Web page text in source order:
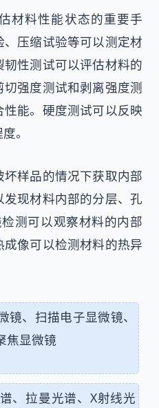
材料性能状态的重要手
压缩试验等可以测定材
性测试可以评估材料的
强度测试和剥离强度测
能。硬度测试可以反映
。
样品的情况下获取内部
现材料内部的分层、孔
测可以观察材料的内部
像可以检测材料的热异
、扫描电子显微镜、
焦显微镜
、拉曼光谱、X射线光